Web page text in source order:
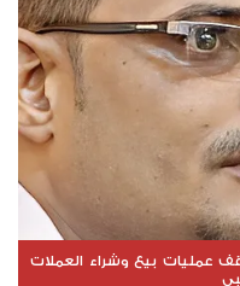
عمليات بيع وشراء العملات